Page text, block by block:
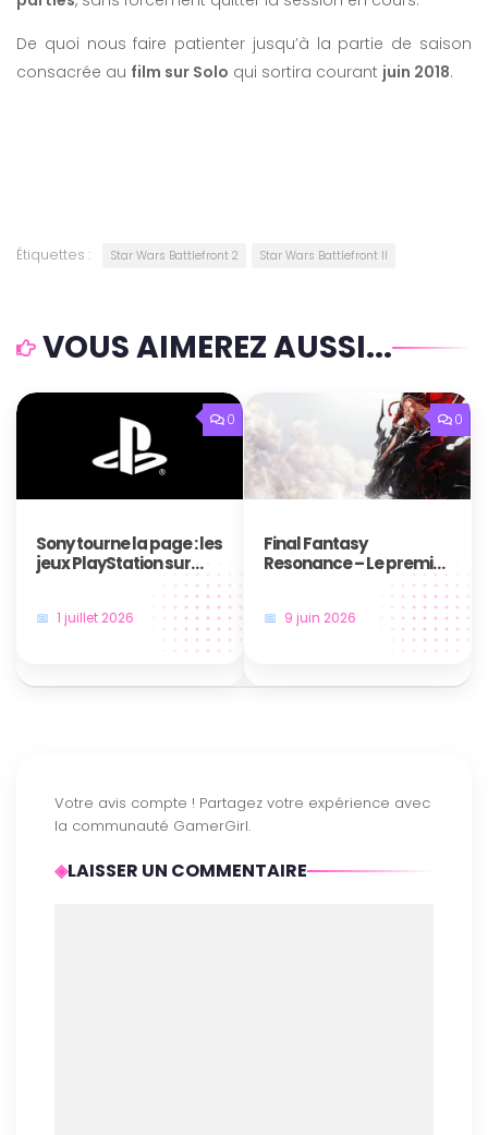
De quoi nous faire patienter jusqu’à la partie de saison
consacrée au film sur Solo qui sortira courant juin 2018.
Étiquettes : Star Wars Battlefront 2 Star Wars Battlefront II
VOUS AIMEREZ AUSSI...
0
Sony tourne la page : les
jeux PlayStation sur
disque, c’est bientôt fini
1 juillet 2026
0
Final Fantasy
Resonance – Le premier
jeu en HD-2D de la saga
annoncé au Nintendo
Direct9 juin 2026
LAISSER UN COMMENTAIRE